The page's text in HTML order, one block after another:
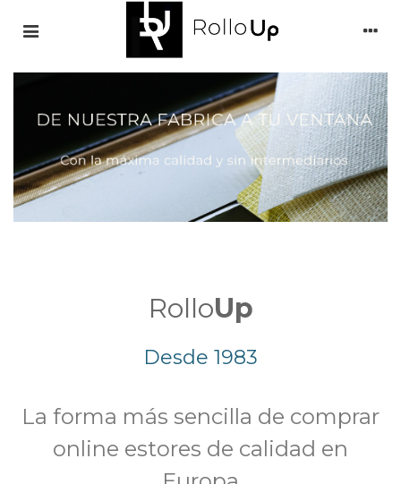
RolloUp
Desde 1983
La forma más sencilla de comprar
online estores de calidad en